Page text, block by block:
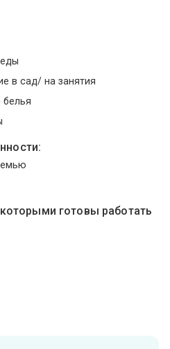
в сад/ на занятия
белья
готовы работать